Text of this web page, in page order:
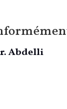
Abdelli